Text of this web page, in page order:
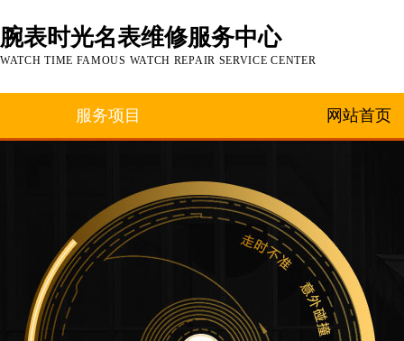
腕表时光名表维修服务中心
WATCH TIME FAMOUS WATCH REPAIR SERVICE CENTER
服务项目 网站首页